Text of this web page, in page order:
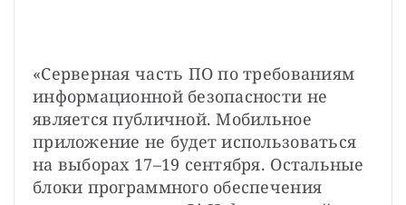
«Серверная часть ПО по требованиям
информационной безопасности не
является публичной. Мобильное
приложение не будет использоваться
на выборах 17–19 сентября. Остальные
блоки программного обеспечения